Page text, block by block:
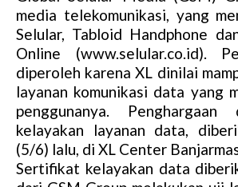
media telekomunikasi, yang
Selular, Tabloid Handphone
Online (www.selular.co.id).
diperoleh karena XL dinilai
layanan komunikasi data yang
penggunanya.
kelayakan layanan data,
(5/6) lalu, di XL Center
Sertifikat kelayakan data